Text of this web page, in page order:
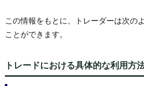
この情報をもとに、トレーダーは次の
ことができます。
トレードにおける具体的な利用方